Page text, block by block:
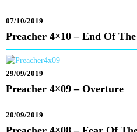
07/10/2019
Preacher 4×10 – End Of
29/09/2019
Preacher 4×09 – Overture
20/09/2019